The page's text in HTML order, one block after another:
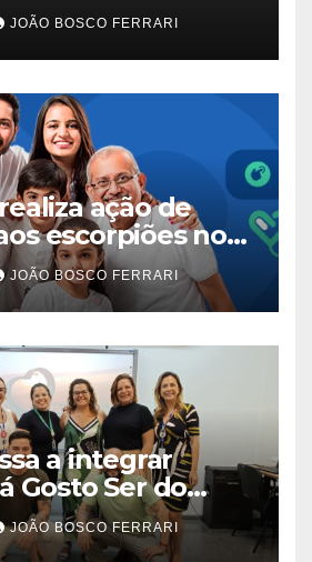
JOÃO BOSCO FERRARI
ação de
escorpiões no
Carlos
JOÃO BOSCO FERRARI
a integrar
Gosto Ser do
São Paulo
JOÃO BOSCO FERRARI